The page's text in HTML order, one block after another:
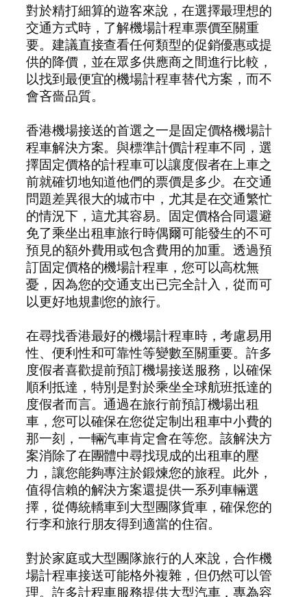
對於精打細算的遊客來說，在選擇最理想的
交通方式時，了解機場計程車票價至關重
要。建議直接查看任何類型的促銷優惠或提
供的降價，並在眾多供應商之間進行比較，
以找到最便宜的機場計程車替代方案，而不
會吝嗇品質。
香港機場接送的首選之一是固定價格機場計
程車解決方案。與標準計價計程車不同，選
擇固定價格的計程車可以讓度假者在上車之
前就確切地知道他們的票價是多少。在交通
問題差異很大的城市中，尤其是在交通繁忙
的情況下，這尤其容易。固定價格合同還避
免了乘坐出租車旅行時偶爾可能發生的不可
預見的額外費用或包含費用的加重。透過預
訂固定價格的機場計程車，您可以高枕無
憂，因為您的交通支出已完全計入，從而可
以更好地規劃您的旅行。
在尋找香港最好的機場計程車時，考慮易用
性、便利性和可靠性等變數至關重要。許多
度假者喜歡提前預訂機場接送服務，以確保
順利抵達，特別是對於乘坐全球航班抵達的
度假者而言。通過在旅行前預訂機場出租
車，您可以確保在您從定制出租車中小費的
那一刻，一輛汽車肯定會在等您。該解決方
案消除了在團體中尋找現成的出租車的壓
力，讓您能夠專注於鍛煉您的旅程。此外，
值得信賴的解決方案還提供一系列車輛選
擇，從傳統轎車到大型團隊貨車，確保您的
行李和旅行朋友得到適當的住宿。
對於家庭或大型團隊旅行的人來說，合作機
場計程車接送可能格外複雜，但仍然可以管
理。許多計程車服務提供大型汽車，專為容